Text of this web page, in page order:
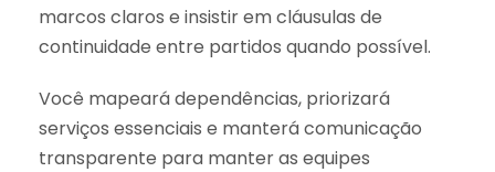
marcos claros e insistir em cláusulas de
continuidade entre partidos quando possível.
Você mapeará dependências, priorizará
serviços essenciais e manterá comunicação
transparente para manter as equipes